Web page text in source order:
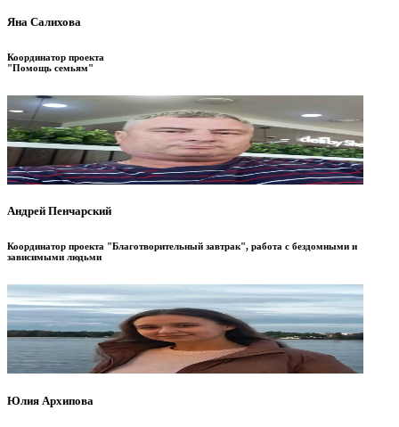
Яна Салихова
Координатор проекта
"Помощь семьям"
Андрей Пенчарский
Координатор проекта "Благотворительный завтрак", работа с бездомными и
зависимыми людьми
Юлия Архипова